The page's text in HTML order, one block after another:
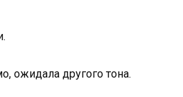
ожидала другого тона.